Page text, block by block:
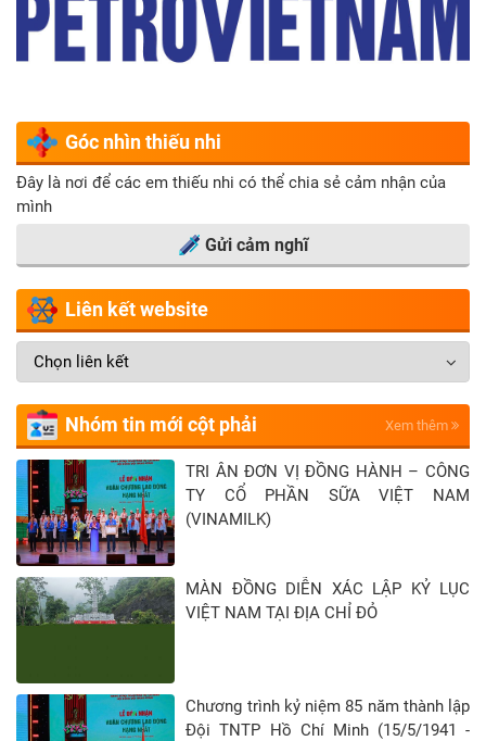
Góc nhìn thiếu nhi
Đây là nơi để các em thiếu nhi có thể chia sẻ cảm nhận của
mình
Gửi cảm nghĩ
Liên kết website
Nhóm tin mới cột phải Xem thêm
TRI ÂN ĐƠN VỊ ĐỒNG HÀNH – CÔNG
TY CỔ PHẦN SỮA VIỆT NAM
(VINAMILK)
MÀN ĐỒNG DIỄN XÁC LẬP KỶ LỤC
VIỆT NAM TẠI ĐỊA CHỈ ĐỎ
Chương trình kỷ niệm 85 năm thành lập
Đội TNTP Hồ Chí Minh (15/5/1941 -